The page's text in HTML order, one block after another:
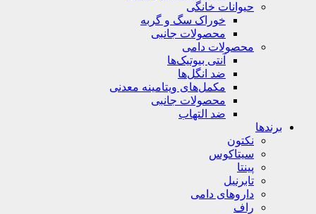
حیوانات خانگی
خوراک سگ و گربه
محصولات جانبی
محصولات دامی
آنتی بیوتیک‌ها
ضد انگل‌ها
مکمل‌های ویتامینه معدنی
محصولات جانبی
ضد التهاب
برندها
نکتون
سیتاکوس
پینتا
تابرنیل
داروهای دامی
راف